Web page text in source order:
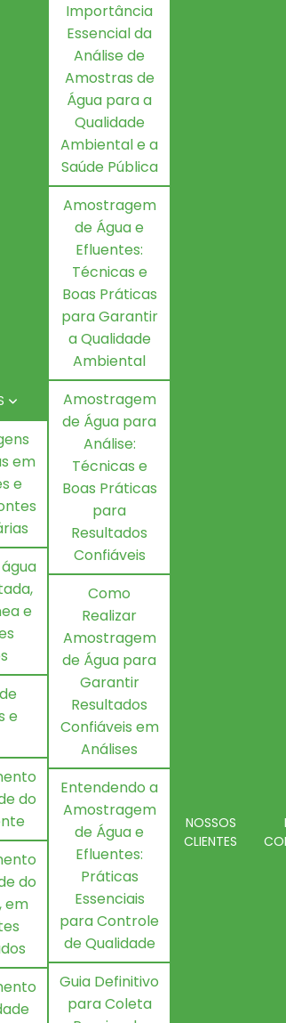
em
e
e
e
do
do
em
Importância
Essencial da
Análise de
Amostras de
Água para a
Qualidade
Ambiental e a
Saúde Pública
Amostragem
de Água e
Efluentes:
Técnicas e
Boas Práticas
para Garantir
a Qualidade
Ambiental
Amostragem
de Água para
Análise:
Técnicas e
Boas Práticas
para
Resultados
Confiáveis
Como
Realizar
Amostragem
de Água para
Garantir
Resultados
Confiáveis em
Análises
Entendendo a
Amostragem
de Água e
Efluentes:
Práticas
Essenciais
para Controle
de Qualidade
Guia Definitivo
para Coleta
NOSSOS
CLIENTES